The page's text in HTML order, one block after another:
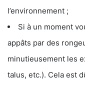
l’environnement ;
Si à un moment
appâts par des
minutieusement les
talus, etc.). Cela est